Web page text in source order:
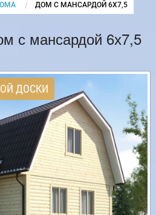
CURRENT:
ДОМ С МАНСАРДОЙ 6Х7,5
с мансардой 6х7,5
ДОСКИ